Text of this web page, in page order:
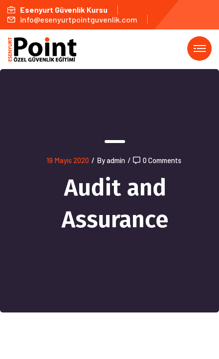
Esenyurt Güvenlik Kursu
info@esenyurtpointguvenlik.com
19 Mayıs 2020 / By admin / 0 Comments
Audit and
Assurance